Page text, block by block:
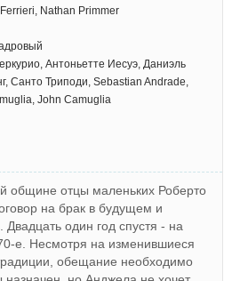
Nathan Primmer
Антоньетте Иесуэ, Даниэль
Санто Триподи, Sebastian Andrade,
John Camuglia
общине отцы маленьких Роберто
на брак в будущем и
Двадцать один год спустя - на
е. Несмотря на изменившиеся
обещание необходимо